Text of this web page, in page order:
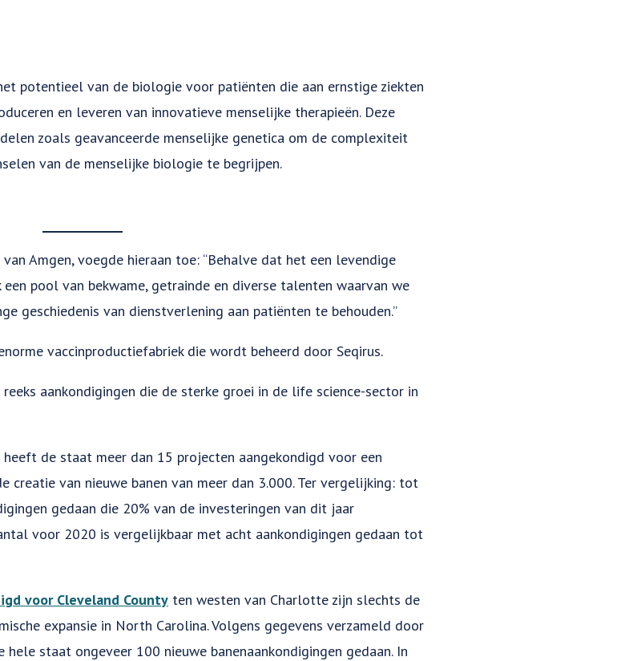
potentieel van de biologie voor patiënten die aan ernstige ziekten
en leveren van innovatieve menselijke therapieën. Deze
zoals geavanceerde menselijke genetica om de complexiteit
van de menselijke biologie te begrijpen.
Amgen, voegde hieraan toe: “Behalve dat het een levendige
pool van bekwame, getrainde en diverse talenten waarvan we
geschiedenis van dienstverlening aan patiënten te behouden.”
vaccinproductiefabriek die wordt beheerd door Seqirus.
aankondigingen die de sterke groei in de life science-sector in
de staat meer dan 15 projecten aangekondigd voor een
creatie van nieuwe banen van meer dan 3.000. Ter vergelijking: tot
gedaan die 20% van de investeringen van dit jaar
voor 2020 is vergelijkbaar met acht aankondigingen gedaan tot
voor Cleveland County ten westen van Charlotte zijn slechts de
expansie in North Carolina. Volgens gegevens verzameld door
staat ongeveer 100 nieuwe banenaankondigingen gedaan. In